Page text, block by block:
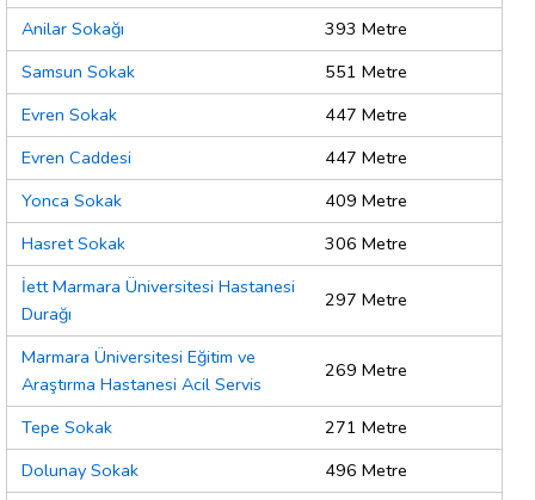
Anilar Sokağı
393 Metre
Samsun Sokak
551 Metre
Evren Sokak
447 Metre
Evren Caddesi
447 Metre
Yonca Sokak
409 Metre
Hasret Sokak
306 Metre
İett Marmara Üniversitesi Hastanesi
Durağı
297 Metre
Marmara Üniversitesi Eğitim ve
Araştırma Hastanesi Acil Servis
269 Metre
Tepe Sokak
271 Metre
Dolunay Sokak
496 Metre